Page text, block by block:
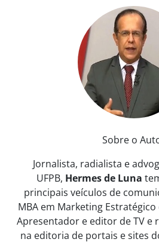
Sobre o
Jornalista, radialista e
UFPB, Hermes de Luna
principais veículos de
MBA em Marketing
Apresentador e editor de TV e
na editoria de portais e sites